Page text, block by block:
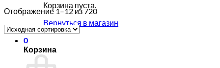
Корзина пуста.
Вернуться в магазин
0
Корзина
Отображение 1–12 из 720